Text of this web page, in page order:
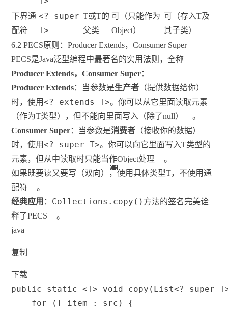
1
1
43
1
1
30
43
30
1
1
1
1
27
27
下界通
配符
<? super
T>
T或T的
父类
可（只能作为
Object）
可（存入T及
其子类）
6.2 PECS原则：Producer Extends，Consumer Super
PECS是Java泛型编程中最著名的实用法则，全称
Producer Extends，Consumer Super：
Producer Extends：当参数是生产者 （提供数据给你）
时，使用<? extends T>。你可以从它里面读取元素
（作为T类型），但不能向里面写入（除了null）
6
。
Consumer Super：当参数是消费者 （接收你的数据）
时，使用<? super T>。你可以向它里面写入T类型的
元素，但从中读取时只能当作Object处理
6
。
如果既要读又要写（双向），使用具体类型T，不使用通
配符
6
。
经典应用 ： Collections.copy() 方法的签名完美诠
释了PECS
6
。
java
复制
下载
public static <T> void copy ( List<? super T
for
(T item : src )
{
6
36
1
6
6
6
36